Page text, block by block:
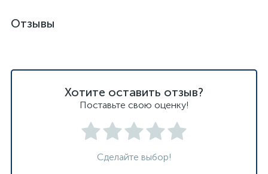
Отзывы
Хотите оставить отзыв?
Поставьте свою оценку!
Сделайте выбор!